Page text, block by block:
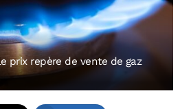
prix repère de vente de gaz